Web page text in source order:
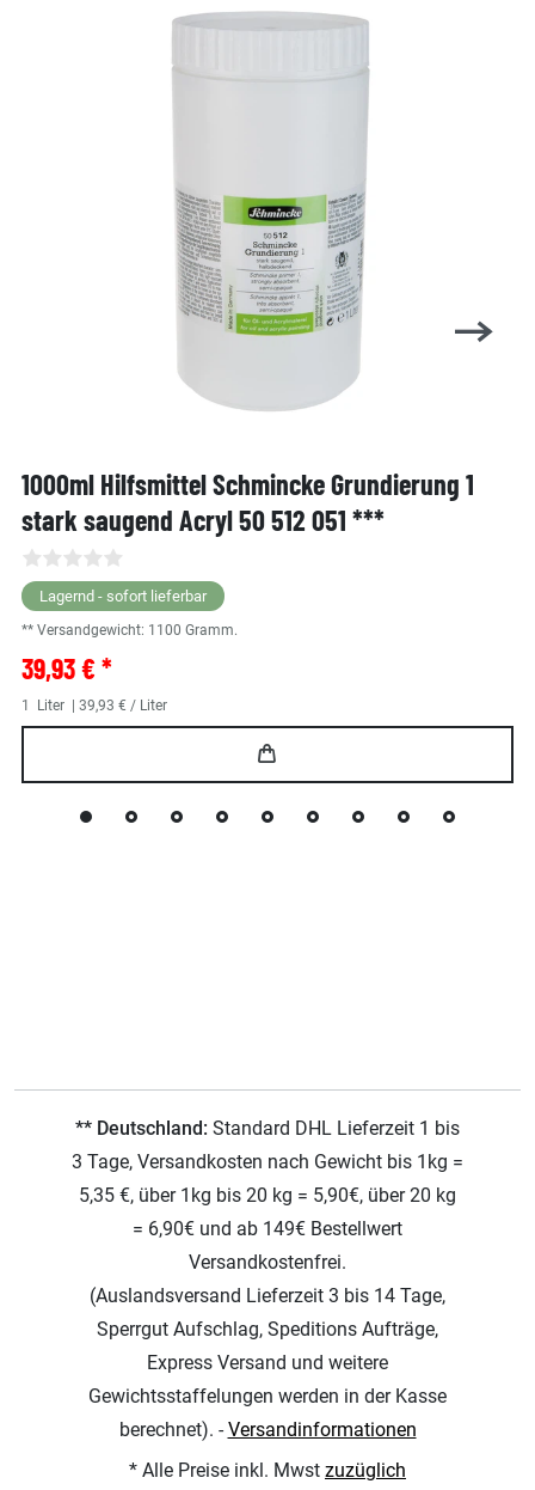
1000ml Hilfsmittel Schmincke Grundierung 1
stark saugend Acryl 50 512 051 ***
Lagernd - sofort lieferbar
** Versandgewicht: 1100 Gramm.
39,93 € *
1 Liter | 39,93 € / Liter
** Deutschland: Standard DHL Lieferzeit 1 bis
3 Tage, Versandkosten nach Gewicht bis 1kg =
5,35 €, über 1kg bis 20 kg = 5,90€, über 20 kg
= 6,90€ und ab 149€ Bestellwert
Versandkostenfrei.
(Auslandsversand Lieferzeit 3 bis 14 Tage,
Sperrgut Aufschlag, Speditions Aufträge,
Express Versand und weitere
Gewichtsstaffelungen werden in der Kasse
berechnet). -Versandinformationen
* Alle Preise inkl. Mwst zuzüglich